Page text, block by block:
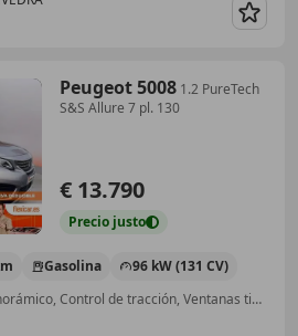
Peugeot 5008 1.2 PureTech
S&S Allure 7 pl. 130
€ 13.790
Precio justo
Gasolina
96 kW (131 CV)
Faros antiniebla, Techo panorámico, Control de tracción, Ventanas tintadas, Airbags laterales